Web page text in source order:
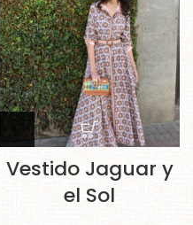
Vestido Jaguar y
el Sol